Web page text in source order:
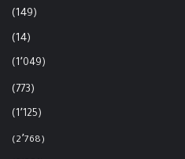
(149)
(14)
(1٬049)
(773)
(1٬125)
(2٬768)